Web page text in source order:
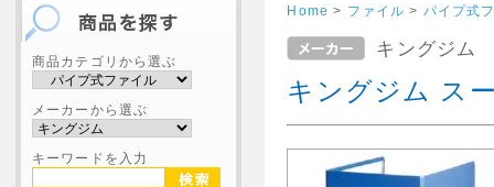
商品カテゴリから選ぶ
メーカーから選ぶ
キーワードを入力
Home > ファイル > パイプ式
キングジム
キングジム ス